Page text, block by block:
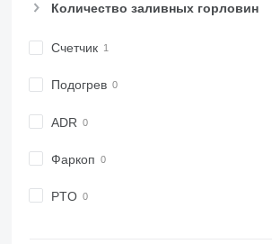
Количество заливных горловин
Счетчик
Подогрев
ADR
Фаркоп
PTO